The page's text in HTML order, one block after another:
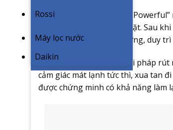
Rossi
Máy lọc nước
Daikin
Khi kích hoạt công nghệ
khi đạt đến nhiệt độ cài đặt. Sau
thái hoạt động bình thường, duy trì
Công nghệ mang đến giải pháp
cảm giác mát lạnh tức thì, xua tan
được chứng minh có khả năng làm